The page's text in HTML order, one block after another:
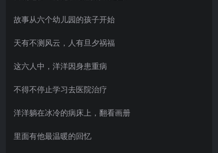
故事从六个幼儿园的孩子开始
天有不测风云，人有旦夕祸福
这六人中，洋洋因身患重病
不得不停止学习去医院治疗
洋洋躺在冰冷的病床上，翻看画册
里面有他最温暖的回忆